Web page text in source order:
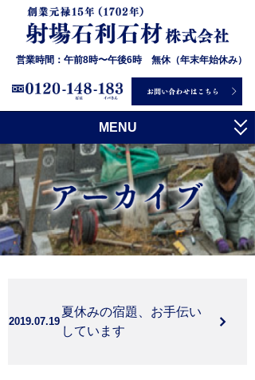
営業時間：午前8時〜午後6時 無休（年末年始休み）
MENU
トップ
射場石利石材について
お墓について
石について
お客様の声
2019.07.19
夏休みの宿題、お手伝い
しています